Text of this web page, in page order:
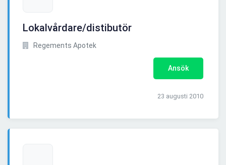
Lokalvårdare/distibutör
Regements Apotek
Ansök
23 augusti 2010